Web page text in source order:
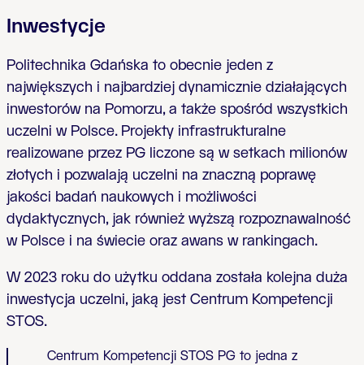
Inwestycje
Politechnika Gdańska to obecnie jeden z
największych i najbardziej dynamicznie działających
inwestorów na Pomorzu, a także spośród wszystkich
uczelni w Polsce. Projekty infrastrukturalne
realizowane przez PG liczone są w setkach milionów
złotych i pozwalają uczelni na znaczną poprawę
jakości badań naukowych i możliwości
dydaktycznych, jak również wyższą rozpoznawalność
w Polsce i na świecie oraz awans w rankingach.
W 2023 roku do użytku oddana została kolejna duża
inwestycja uczelni, jaką jest Centrum Kompetencji
STOS.
Centrum Kompetencji STOS PG to jedna z